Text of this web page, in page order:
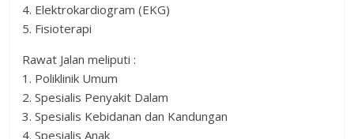
4. Elektrokardiogram (EKG)
5. Fisioterapi
Rawat Jalan meliputi :
1. Poliklinik Umum
2. Spesialis Penyakit Dalam
3. Spesialis Kebidanan dan Kandungan
4. Spesialis Anak